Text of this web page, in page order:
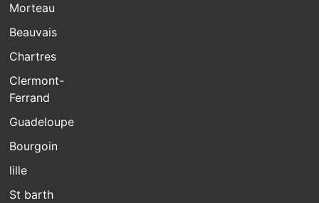
Morteau
Beauvais
Chartres
Clermont-
Ferrand
Guadeloupe
Bourgoin
lille
St barth